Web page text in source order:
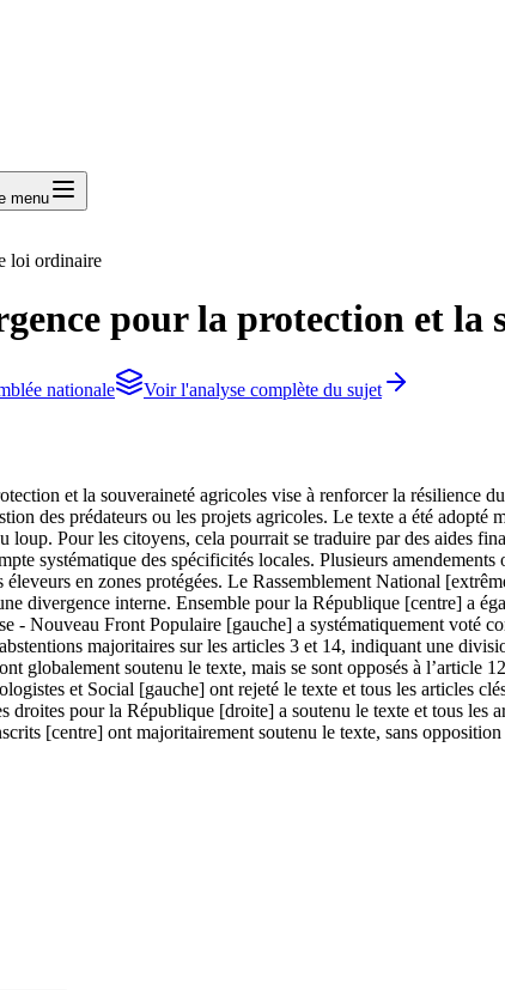
menu
loi ordinaire
pour la protection et la
nationale Voir l'analyse complète du sujet
et la souveraineté agricoles vise à renforcer la résilience
des prédateurs ou les projets agricoles. Le texte a été
loup. Pour les citoyens, cela pourrait se traduire par des aides
systématique des spécificités locales. Plusieurs
en zones protégées. Le Rassemblement National
divergence interne. Ensemble pour la République [centre] a
- Nouveau Front Populaire [gauche] a systématiquement voté
majoritaires sur les articles 3 et 14, indiquant une
globalement soutenu le texte, mais se sont opposés à
et Social [gauche] ont rejeté le texte et tous les articles
droites pour la République [droite] a soutenu le texte et tous
[centre] ont majoritairement soutenu le texte, sans opposition